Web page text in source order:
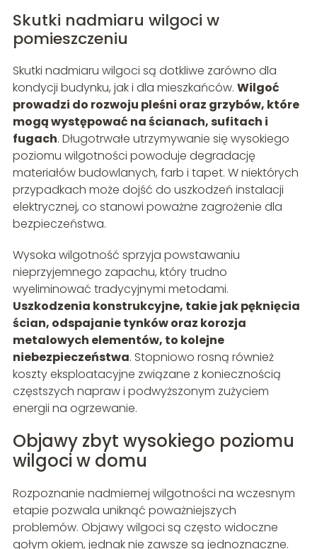
Skutki nadmiaru wilgoci w
pomieszczeniu
Skutki nadmiaru wilgoci są dotkliwe zarówno dla
kondycji budynku, jak i dla mieszkańców. Wilgoć
prowadzi do rozwoju pleśni oraz grzybów, które
mogą występować na ścianach, sufitach i
fugach. Długotrwałe utrzymywanie się wysokiego
poziomu wilgotności powoduje degradację
materiałów budowlanych, farb i tapet. W niektórych
przypadkach może dojść do uszkodzeń instalacji
elektrycznej, co stanowi poważne zagrożenie dla
bezpieczeństwa.
Wysoka wilgotność sprzyja powstawaniu
nieprzyjemnego zapachu, który trudno
wyeliminować tradycyjnymi metodami.
Uszkodzenia konstrukcyjne, takie jak pęknięcia
ścian, odspajanie tynków oraz korozja
metalowych elementów, to kolejne
niebezpieczeństwa. Stopniowo rosną również
koszty eksploatacyjne związane z koniecznością
częstszych napraw i podwyższonym zużyciem
energii na ogrzewanie.
Objawy zbyt wysokiego poziomu
wilgoci w domu
Rozpoznanie nadmiernej wilgotności na wczesnym
etapie pozwala uniknąć poważniejszych
problemów. Objawy wilgoci są często widoczne
gołym okiem, jednak nie zawsze są jednoznaczne.